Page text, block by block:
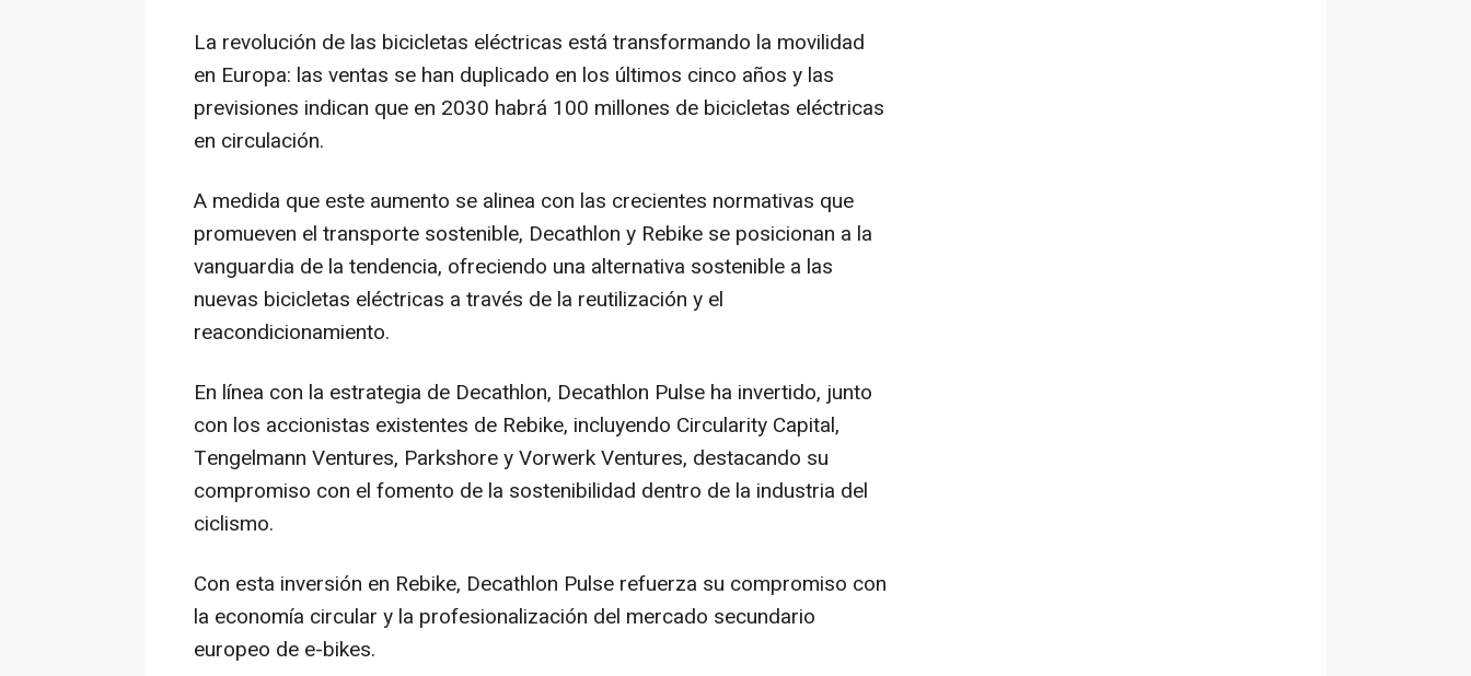
La revolución de las bicicletas eléctricas está transformando la movilidad
en Europa: las ventas se han duplicado en los últimos cinco años y las
previsiones indican que en 2030 habrá 100 millones de bicicletas eléctricas
en circulación.
A medida que este aumento se alinea con las crecientes normativas que
promueven el transporte sostenible, Decathlon y Rebike se posicionan a la
vanguardia de la tendencia, ofreciendo una alternativa sostenible a las
nuevas bicicletas eléctricas a través de la reutilización y el
reacondicionamiento.
En línea con la estrategia de Decathlon, Decathlon Pulse ha invertido, junto
con los accionistas existentes de Rebike, incluyendo Circularity Capital,
Tengelmann Ventures, Parkshore y Vorwerk Ventures, destacando su
compromiso con el fomento de la sostenibilidad dentro de la industria del
ciclismo.
Con esta inversión en Rebike, Decathlon Pulse refuerza su compromiso con
la economía circular y la profesionalización del mercado secundario
europeo de e-bikes.